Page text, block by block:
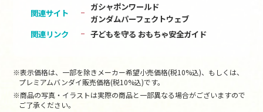
関連サイト
ガシャポンワールド
ガンダムパーフェクトウェブ
関連リンク
子どもを守る おもちゃ安全ガイド
※表示価格は、一部を除きメーカー希望小売価格(税10%込)、もしくは、
プレミアムバンダイ販売価格(税10%込)です。
※商品の写真・イラストは実際の商品と一部異なる場合がございますので
ご了承ください。